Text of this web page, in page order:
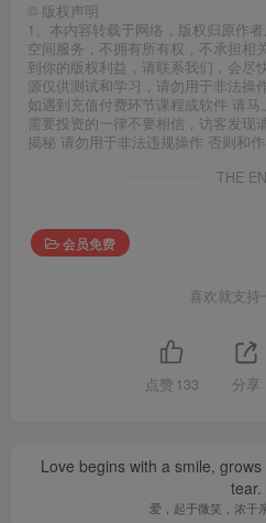
© 版权声明
1、本内容转载于网络，版权归原作
空间服务，不拥有所有权，不承担相
到你的版权利益，请联系我们，会尽
源仅供测试和学习，请勿用于非法操
如遇到充值付费环节课程或软件 请
需要投资的一律不要相信，访客发现
揭秘 请勿用于非法违规操作 否则和
THE
会员免费
喜欢就支持
点赞 133 分享
Love begins with a smile,
tear.
爱，起于微笑，浓于